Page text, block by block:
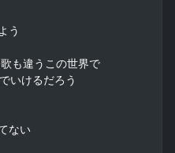
う
も違うこの世界で
いけるだろう
ない